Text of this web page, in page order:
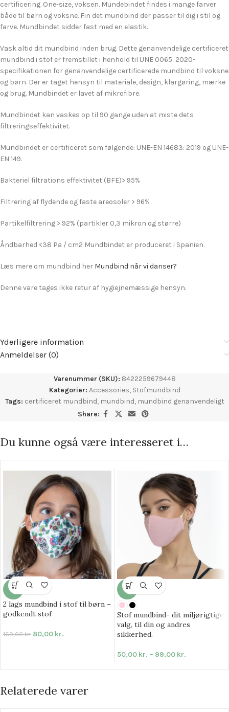
certificering. One-size, voksen. Mundebindet findes i mange farver
både til børn og voksne. Fin det mundbind der passer til dig i stil og
farve. Mundbindet sidder fast med en elastik.
Vask altid dit mundbind inden brug. Dette genanvendelige certificeret
mundbind i stof er fremstillet i henhold til UNE 0065: 2020-
specifikationen for genanvendelige certificerede mundbind til voksne
og børn. Der er taget hensyn til materiale, design, klargøring, mærke
og brug. Mundbindet er lavet af mikrofibre.
Mundbindet kan vaskes op til 90 gange uden at miste dets
filtreringseffektivitet.
Mundbindet er certificeret som følgende: UNE-EN 14683: 2019 og UNE-
EN 149.
Bakteriel filtrations effektivitet (BFE)> 95%
Filtrering af flydende og faste areosoler > 96%
Partikelfiltrering > 92% (partikler 0,3 mikron og større)
Åndbarhed <38 Pa / cm2 Mundbindet er produceret i Spanien.
Læs mere om mundbind her Mundbind når vi danser?
Denne vare tages ikke retur af hygiejnemæssige hensyn.
Yderligere information
Anmeldelser (0)
Varenummer (SKU): 8422259679448
Kategorier: Accessories, Stofmundbind
Tags: certificeret mundbind, mundbind, mundbind genanvendeligt
Share:
Du kunne også være interesseret i…
-53%
2 lags mundbind i stof til børn –
godkendt stof
169,00kr. 80,00 kr.
-49%
Stof mundbind- dit miljørigtige
valg, til din og andres
sikkerhed.
50,00 kr. – 99,00 kr.
Relaterede varer